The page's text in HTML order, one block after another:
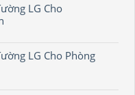
LG Cho
LG Cho Phòng